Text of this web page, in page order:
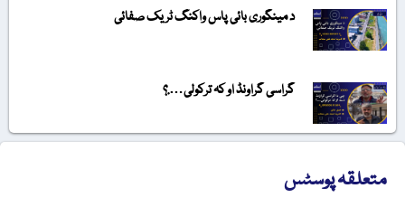
د مینگوری بائی پاس واکنگ ٹریک صفائی
گراسی گراونڈ او کہ ترکولی….؟
متعلقہ پوسٹس